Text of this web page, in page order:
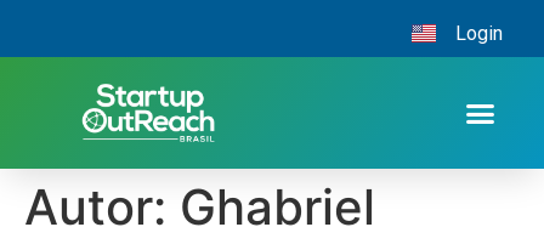
Login
Autor: Ghabriel